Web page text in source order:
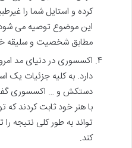
کرده و استایل شما را
این موضوع توصیه می شود
مطابق شخصیت و سلیقه
اکسسوری در دنیای مد
دارد. به کلیه جزئیات یک
دستکش و … اکسسوری
با هنر خود ثابت کردند
تواند به طور کلی نتیجه
کند.